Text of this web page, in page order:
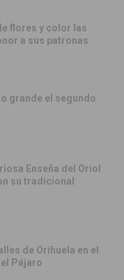
flores y color las
a sus patronas
grande el segundo
Enseña del Oriol
su tradicional
de Orihuela en el
Pájaro